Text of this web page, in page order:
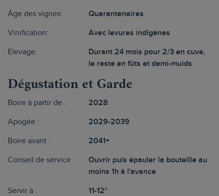
Âge des vignes: Quarantenaires
Vinification: Avec levures indigènes
Elevage:
Durant 24 mois pour 2/3 en cuve,
le reste en fûts et demi-muids
Dégustation et Garde
Boire à partir de : 2028
Apogée : 2029-2039
Boire avant : 2041+
Conseil de service :
Ouvrir puis épauler la bouteille au
moins 1h à l'avance
Servir à : 11-12°